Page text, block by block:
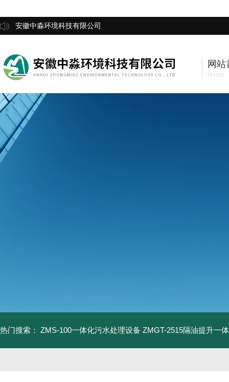
安徽中淼环境科技有限公司
网站
Home
热门搜索： ZMS-100一体化污水处理设备 ZMGT-2515隔油提升一